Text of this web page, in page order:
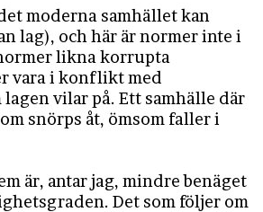
moderna samhället kan
lag), och här är normer inte i
likna korrupta
vara i konflikt med
vilar på. Ett samhälle där
snörps åt, ömsom faller i
är, antar jag, mindre benäget
Det som följer om